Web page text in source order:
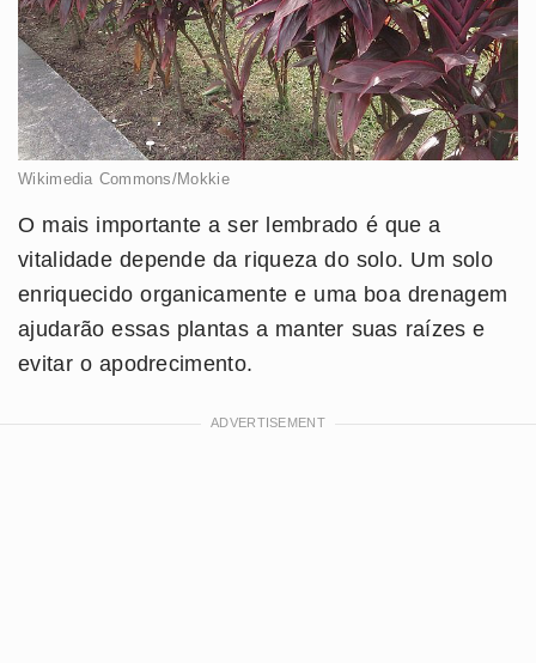
Wikimedia Commons/Mokkie
O mais importante a ser lembrado é que a
vitalidade depende da riqueza do solo. Um solo
enriquecido organicamente e uma boa drenagem
ajudarão essas plantas a manter suas raízes e
evitar o apodrecimento.